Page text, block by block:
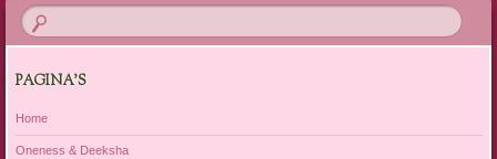
PAGINA’S
Home
Oneness & Deeksha